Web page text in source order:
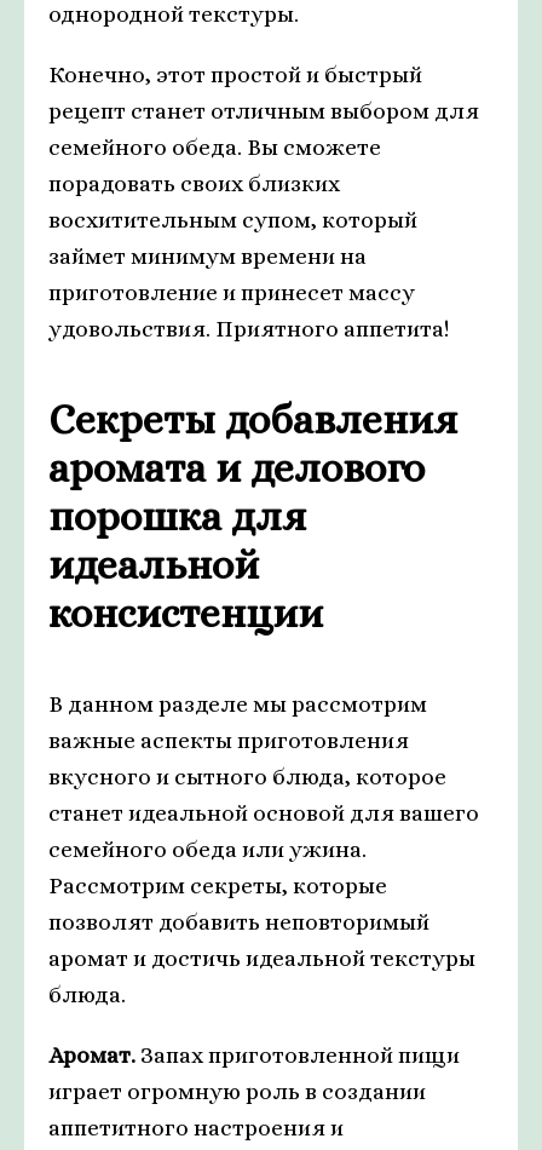
однородной текстуры.
Конечно, этот простой и быстрый
рецепт станет отличным выбором для
семейного обеда. Вы сможете
порадовать своих близких
восхитительным супом, который
займет минимум времени на
приготовление и принесет массу
удовольствия. Приятного аппетита!
Секреты добавления
аромата и делового
порошка для
идеальной
консистенции
В данном разделе мы рассмотрим
важные аспекты приготовления
вкусного и сытного блюда, которое
станет идеальной основой для вашего
семейного обеда или ужина.
Рассмотрим секреты, которые
позволят добавить неповторимый
аромат и достичь идеальной текстуры
блюда.
Аромат. Запах приготовленной пищи
играет огромную роль в создании
аппетитного настроения и